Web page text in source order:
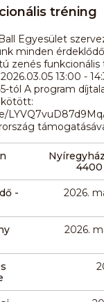
tréning
Egyesület
minden
zenés funkcionális
13:00 -
tól A program
4400
-
2026.
2026.